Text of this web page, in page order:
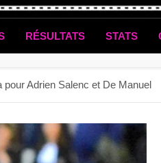
RÉSULTATS STATS
Adrien Salenc et De Manuel